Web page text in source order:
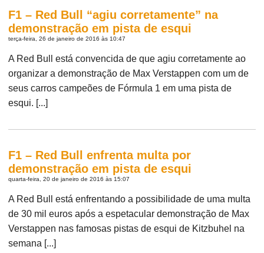
F1 – Red Bull “agiu corretamente” na
demonstração em pista de esqui
terça-feira, 26 de janeiro de 2016 às 10:47
A Red Bull está convencida de que agiu corretamente ao
organizar a demonstração de Max Verstappen com um de
seus carros campeões de Fórmula 1 em uma pista de
esqui. [...]
F1 – Red Bull enfrenta multa por
demonstração em pista de esqui
quarta-feira, 20 de janeiro de 2016 às 15:07
A Red Bull está enfrentando a possibilidade de uma multa
de 30 mil euros após a espetacular demonstração de Max
Verstappen nas famosas pistas de esqui de Kitzbuhel na
semana [...]